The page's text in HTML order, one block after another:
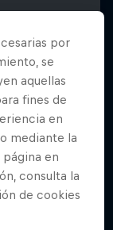
Plazas
por
se
aquellas
fines de
en
mediante la
en
consulta la
de cookies